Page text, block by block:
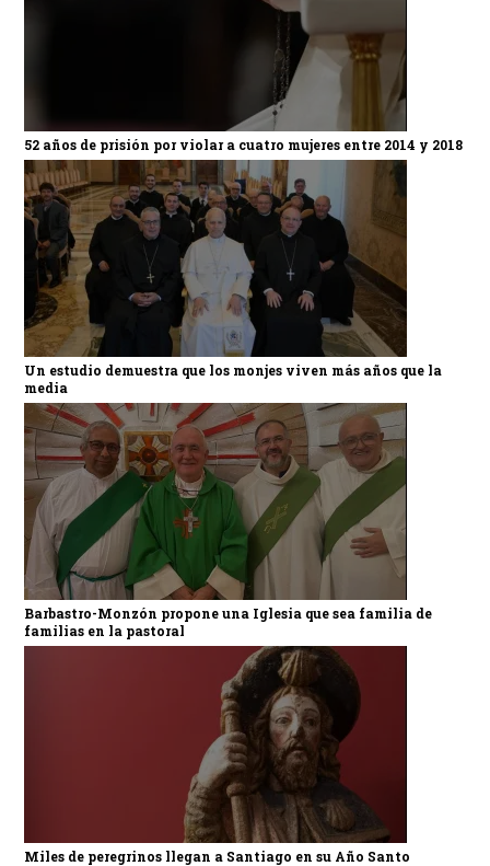
52 años de prisión por violar a cuatro mujeres entre 2014 y 2018
Un estudio demuestra que los monjes viven más años que la
media
Barbastro-Monzón propone una Iglesia que sea familia de
familias en la pastoral
Miles de peregrinos llegan a Santiago en su Año Santo